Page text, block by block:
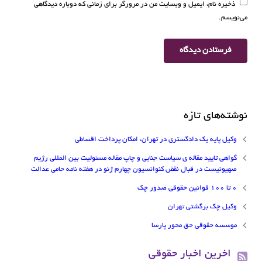
ذخیره نام، ایمیل و وبسایت من در مرورگر برای زمانی که دوباره دیدگاهی
می‌نویسم.
نوشته‌های تازه
وکیل پایه یک دادگستری در تهران، امکان پرداخت اقساطی
گواهی تایید مقاله ی سیاست جنایی و چاپ مقاله مسئولیت بین المللی رژیم
صهیونیست در قبال نقض کنوانسیون چهارم ژنو در هفته نامه حامی عدالت
۰ تا ۱۰۰ قوانین حقوقی صدور چک
وکیل چک برگشتی تهران
موسسه حقوقی حق محور پارسا
اخرین اخبار حقوقی